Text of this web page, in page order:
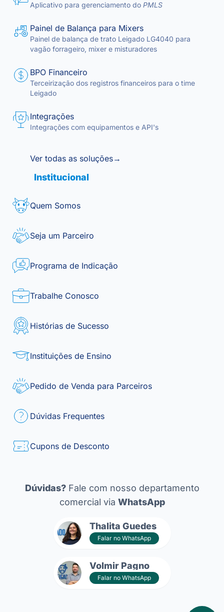
Aplicativo para gerenciamento do PMLS
Painel de Balança para Mixers
Painel de balança de trato Leigado LG4040 para
vagão forrageiro, mixer e misturadores
BPO Financeiro
Terceirização dos registros financeiros para o time
Leigado
Integrações
Integrações com equipamentos e API's
Ver todas as soluções→
Institucional
Quem Somos
Seja um Parceiro
Programa de Indicação
Trabalhe Conosco
Histórias de Sucesso
Instituições de Ensino
Pedido de Venda para Parceiros
Dúvidas Frequentes
Cupons de Desconto
Dúvidas?Fale com nosso departamento
comercial via WhatsApp
Thalita Guedes
Falar no WhatsApp
Volmir Pagno
Falar no WhatsApp